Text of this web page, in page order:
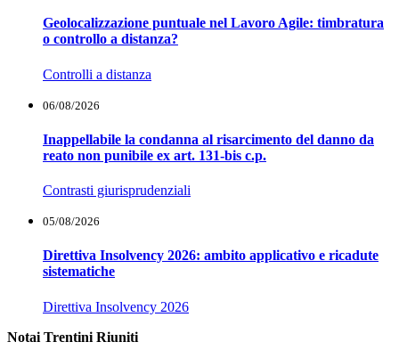
Geolocalizzazione puntuale nel Lavoro Agile: timbratura
o controllo a distanza?
Controlli a distanza
06/08/2026
Inappellabile la condanna al risarcimento del danno da
reato non punibile ex art. 131-bis c.p.
Contrasti giurisprudenziali
05/08/2026
Direttiva Insolvency 2026: ambito applicativo e ricadute
sistematiche
Direttiva Insolvency 2026
Notai Trentini Riuniti